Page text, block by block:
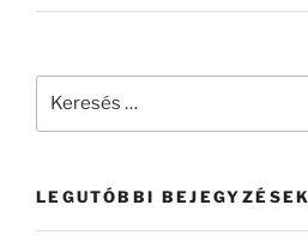
LEGUTÓBBI BEJEGYZÉSEK